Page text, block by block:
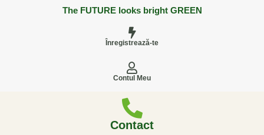
The FUTURE looks bright GREEN
Înregistrează-te
Contul Meu
Contact